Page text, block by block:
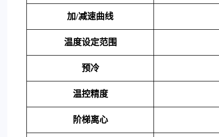
加/减速曲线
温度设定范围
预冷
温控精度
阶梯离心